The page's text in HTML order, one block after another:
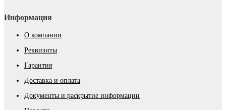
Информация
О компании
Реквизиты
Гарантия
Доставка и оплата
Документы и раскрытие информации